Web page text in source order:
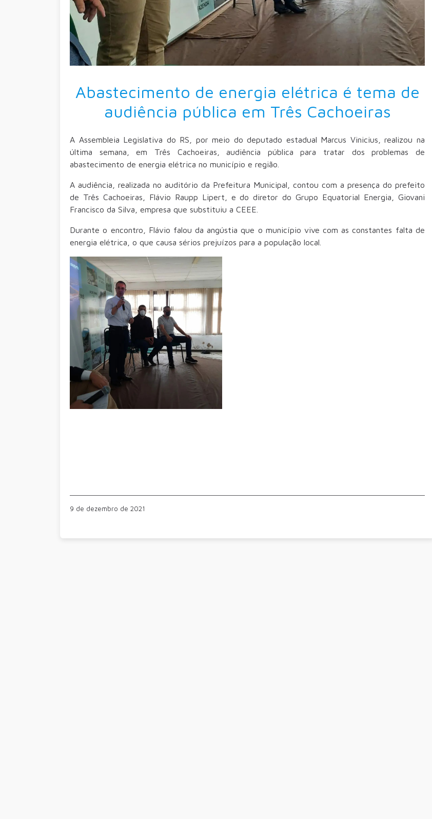
Abastecimento de energia elétrica é tema de
audiência pública em Três Cachoeiras
A Assembleia Legislativa do RS, por meio do deputado estadual Marcus Vinicius, realizou na
última semana, em Três Cachoeiras, audiência pública para tratar dos problemas de
abastecimento de energia elétrica no município e região.
A audiência, realizada no auditório da Prefeitura Municipal, contou com a presença do prefeito
de Três Cachoeiras, Flávio Raupp Lipert, e do diretor do Grupo Equatorial Energia, Giovani
Francisco da Silva, empresa que substituiu a CEEE.
Durante o encontro, Flávio falou da angústia que o município vive com as constantes falta de
energia elétrica, o que causa sérios prejuízos para a população local.
9 de dezembro de 2021